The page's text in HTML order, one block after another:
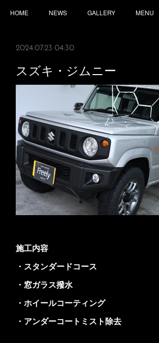
HOME NEWS GALLERY MENU
2024.07.23 04:30
スズキ・ジムニー
施工内容
・スタンダードコース
・窓ガラス撥水
・ホイールコーティング
・アンダーコートミスト除去